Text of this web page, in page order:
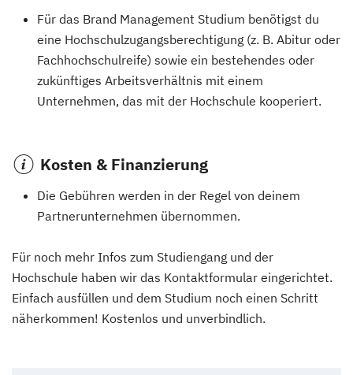
Für das Brand Management Studium benötigst du
eine Hochschulzugangsberechtigung (z. B. Abitur oder
Fachhochschulreife) sowie ein bestehendes oder
zukünftiges Arbeitsverhältnis mit einem
Unternehmen, das mit der Hochschule kooperiert.
Kosten & Finanzierung
Die Gebühren werden in der Regel von deinem
Partnerunternehmen übernommen.
Für noch mehr Infos zum Studiengang und der
Hochschule haben wir das Kontaktformular eingerichtet.
Einfach ausfüllen und dem Studium noch einen Schritt
näherkommen! Kostenlos und unverbindlich.